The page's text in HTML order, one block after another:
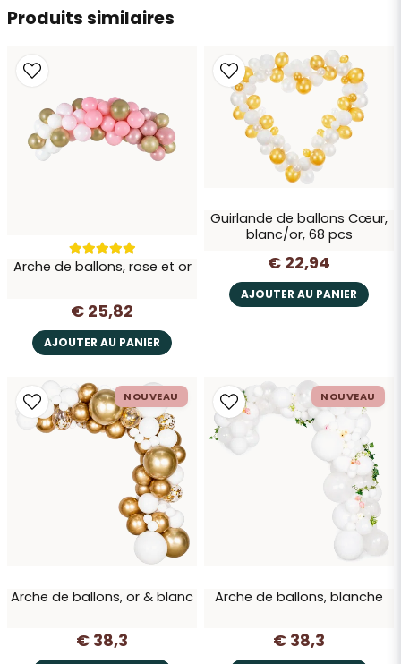
Achetez unepompe à ballon manuelle
ballon électrique .
Envoyer la question
Produits similaires
Arche de ballons, rose et or
€ 25,82
AJOUTER AU PANIER
Guirlande de ballons Cœur,
blanc/or, 68 pcs
€ 22,94
AJOUTER AU PANIER
Arche de ballons, or & blanc
€ 38,3
NOUVEAU
Arche de ballons, blanche
€ 38,3
NOUVEAU